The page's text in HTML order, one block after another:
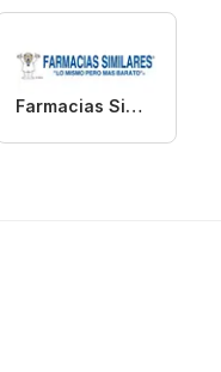
Farmacias Similares